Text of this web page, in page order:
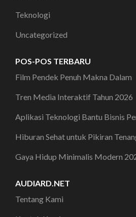
Teknologi
Uncategorized
POS-POS TERBARU
Film Pendek Penuh Makna Dalam
Tren Media Interaktif Tahun 2026
Aplikasi Teknologi Bantu Bisnis
Hiburan Sehat untuk Pikiran
Gaya Hidup Minimalis Modern
AUDIARD.NET
Tentang Kami